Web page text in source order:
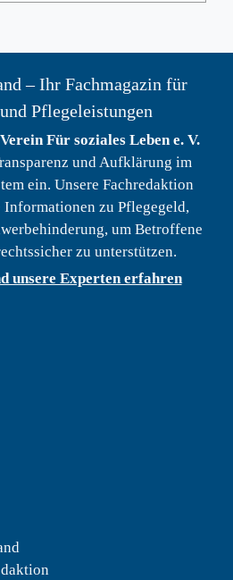
– Ihr Fachmagazin für
Pflegeleistungen
Verein Für soziales Leben e. V.
und Aufklärung im
ein. Unsere Fachredaktion
zu Pflegegeld,
um Betroffene
zu unterstützen.
unsere Experten erfahren